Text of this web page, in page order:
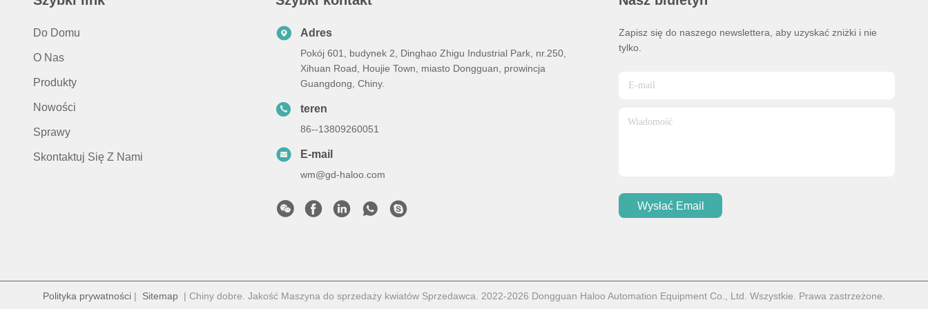
Do Domu
O Nas
Produkty
Nowości
Sprawy
Skontaktuj Się Z Nami
Adres
Pokój 601, budynek 2, Dinghao Zhigu Industrial Park, nr.250,
Xihuan Road, Houjie Town, miasto Dongguan, prowincja
Guangdong, Chiny.
teren
86--13809260051
E-mail
wm@gd-haloo.com
Zapisz się do naszego newslettera, aby uzyskać zniżki i nie
tylko.
Wysłać Email
Polityka prywatności | Sitemap | Chiny dobre. Jakość Maszyna do sprzedaży kwiatów Sprzedawca. 2022-2026 Dongguan Haloo Automation Equipment Co., Ltd. Wszystkie. Prawa zastrzeżone.